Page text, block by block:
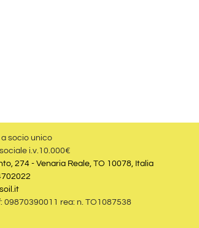
a socio unico
i.v.10.000€
274 - Venaria Reale, TO 10078, Italia
09870390011 rea: n. TO1087538